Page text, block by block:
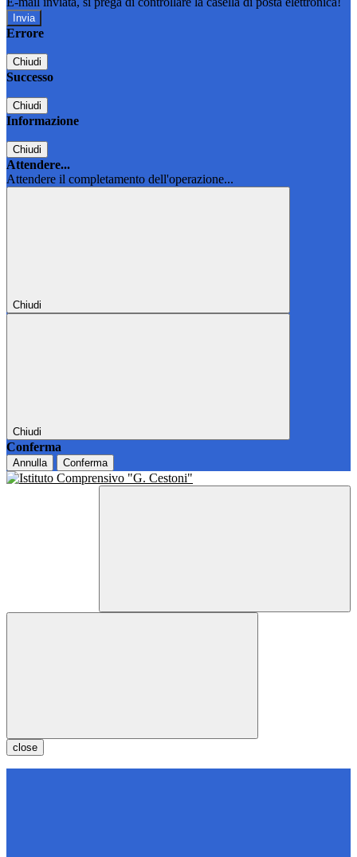
Errore
Chiudi
Successo
Chiudi
Informazione
Chiudi
Attendere...
Attendere il completamento dell'operazione...
Chiudi
Chiudi
Conferma
Annulla Conferma
close